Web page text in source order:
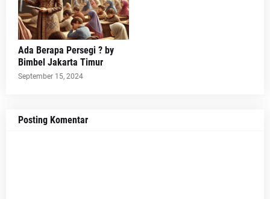
Ada Berapa Persegi ? by
Bimbel Jakarta Timur
September 15, 2024
Posting Komentar